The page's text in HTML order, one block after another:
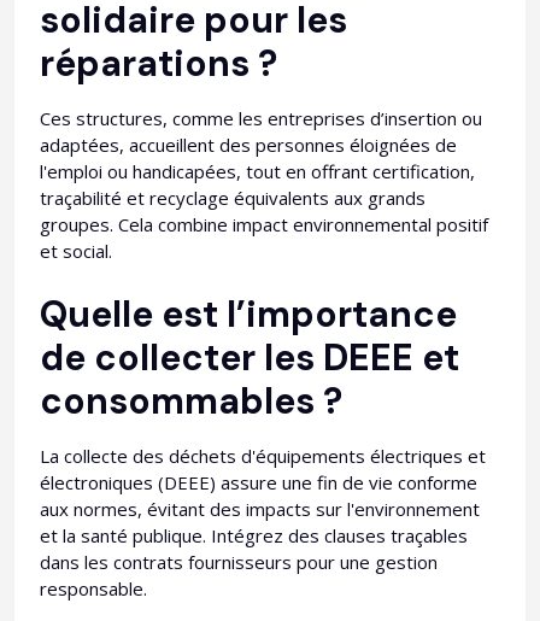
solidaire pour les
réparations ?
Ces structures, comme les entreprises d’insertion ou
adaptées, accueillent des personnes éloignées de
l'emploi ou handicapées, tout en offrant certification,
traçabilité et recyclage équivalents aux grands
groupes. Cela combine impact environnemental positif
et social.​
Quelle est l’importance
de collecter les DEEE et
consommables ?
La collecte des déchets d'équipements électriques et
électroniques (DEEE) assure une fin de vie conforme
aux normes, évitant des impacts sur l'environnement
et la santé publique. Intégrez des clauses traçables
dans les contrats fournisseurs pour une gestion
responsable.​